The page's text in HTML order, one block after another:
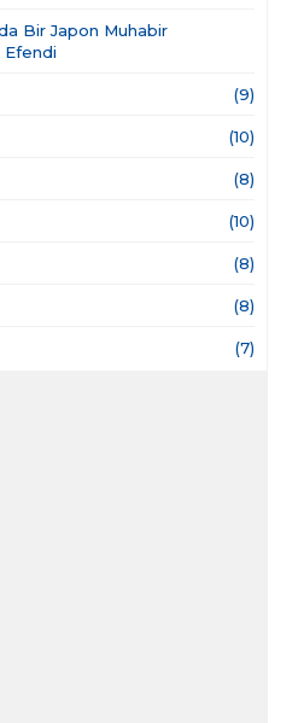
Bir Japon Muhabir
Efendi
(9)
(10)
(8)
(10)
(8)
(8)
(7)